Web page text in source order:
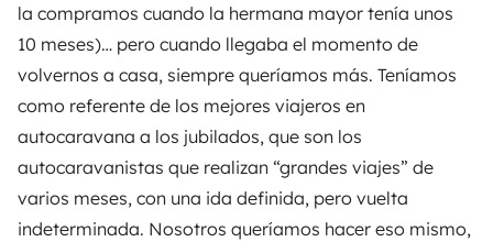
la compramos cuando la hermana mayor tenía unos
10 meses)… pero cuando llegaba el momento de
volvernos a casa, siempre queríamos más. Teníamos
como referente de los mejores viajeros en
autocaravana a los jubilados, que son los
autocaravanistas que realizan “grandes viajes” de
varios meses, con una ida definida, pero vuelta
indeterminada. Nosotros queríamos hacer eso mismo,